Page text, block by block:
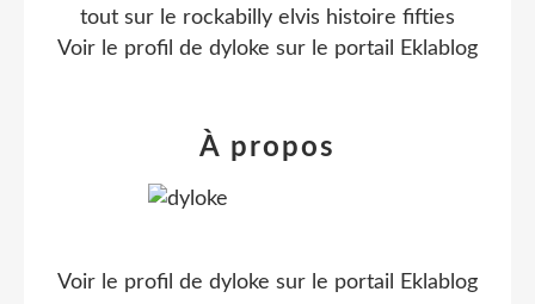
tout sur le rockabilly elvis histoire fifties
Voir le profil de dyloke sur le portail Eklablog
À propos
Voir le profil de dyloke sur le portail Eklablog